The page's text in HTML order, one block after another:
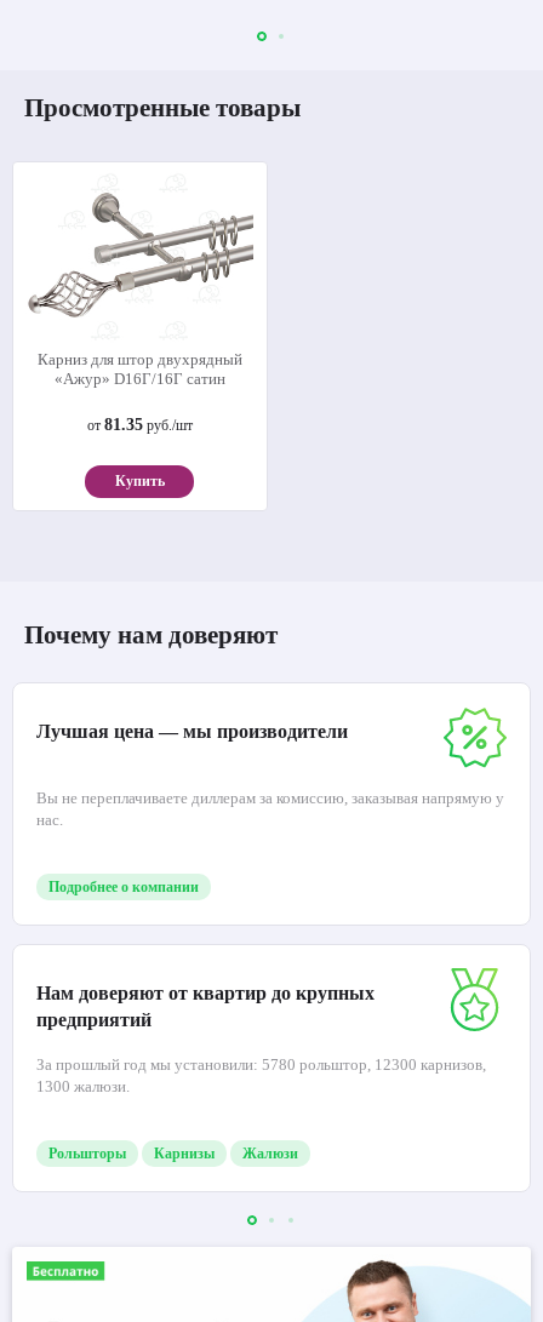
Просмотренные товары
Карниз для штор двухрядный
«Ажур» D16Г/16Г сатин
от 81.35руб./шт
Купить
Почему нам доверяют
Лучшая цена — мы производители
Вы не переплачиваете диллерам за комиссию, заказывая напрямую у
нас.
Подробнее о компании
Нам доверяют от квартир до крупных
предприятий
За прошлый год мы установили: 5780 рольштор, 12300 карнизов,
1300 жалюзи.
Рольшторы Карнизы Жалюзи